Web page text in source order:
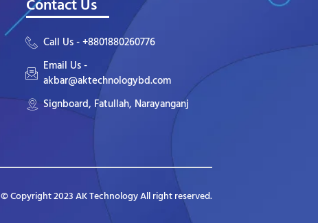
Contact Us
Call Us - +8801880260776
Email Us -
akbar@aktechnologybd.com
Signboard, Fatullah, Narayanganj
© Copyright 2023 AK Technology All right reserved.